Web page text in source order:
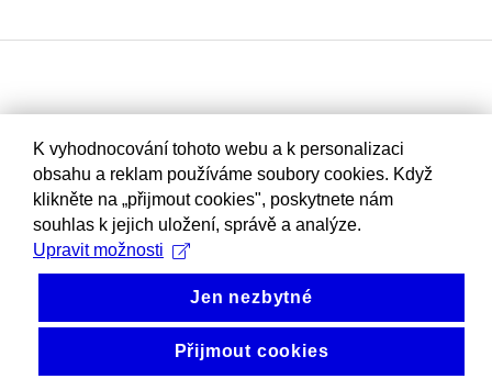
K vyhodnocování tohoto webu a k personalizaci
obsahu a reklam používáme soubory cookies. Když
klikněte na „přijmout cookies", poskytnete nám
souhlas k jejich uložení, správě a analýze.
Upravit možnosti
Jen nezbytné
Přijmout cookies